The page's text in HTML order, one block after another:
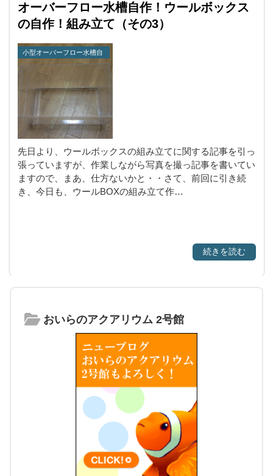
オーバーフロー水槽自作！ウールボックス
の自作！組み立て（その3）
小型オーバーフロー水槽自
先日より、ウールボックスの組み立てに関する記事を引っ
張っていますが、作業しながら写真を撮っ記事を書いてい
ますので、まあ、仕方ないかと・・さて、前回に引き続
き、今日も、ウールBOXの組み立て作…
続きを読む
おいらのアクアリウム 2号館